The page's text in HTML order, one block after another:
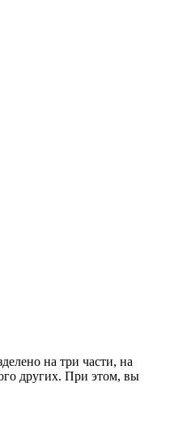
на три части, на
других. При этом, вы